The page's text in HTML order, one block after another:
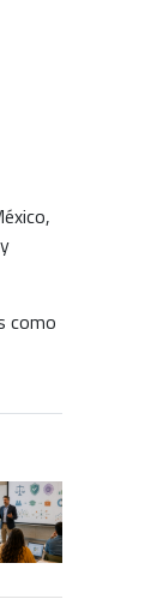
como